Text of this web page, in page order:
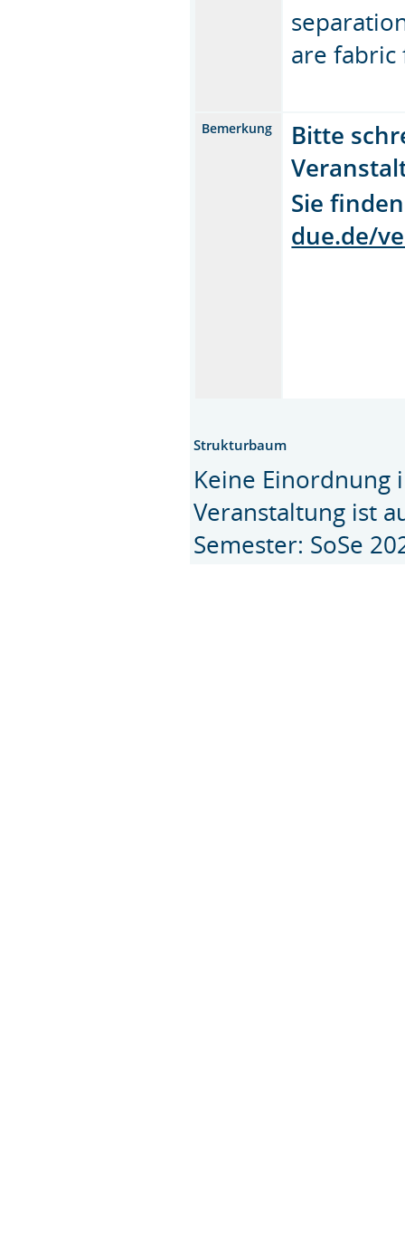
are fabric
Bemerkung
Bitte
Sie
due.de/
Strukturbaum
Keine Einordnung
Veranstaltung ist
Semester: SoSe